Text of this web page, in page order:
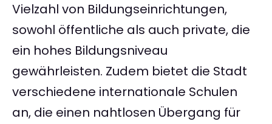
Vielzahl von Bildungseinrichtungen,
sowohl öffentliche als auch private, die
ein hohes Bildungsniveau
gewährleisten. Zudem bietet die Stadt
verschiedene internationale Schulen
an, die einen nahtlosen Übergang für